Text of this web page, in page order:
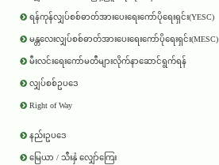
ရန်ကုန်လျှပ်စစ်ဓာတ်အားပေးရေးကော်ပိုရေးရှင်း(YESC)
မန္တလေးလျှပ်စစ်ဓာတ်အားပေးရေးကော်ပိုရေးရှင်း(MESC)
မီးလင်းရေးကော်မတီများလိုက်နာဆောင်ရွက်ရန်
လျှပ်စစ်ဥပဒေ
Right of Way
နည်းဥပဒေ
မြေယာ / သီးနှံ လျှော်ကြေး